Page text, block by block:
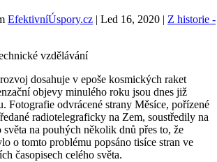
EfektivníÚspory.cz | Led 16, 2020 | Z historie -
dosahuje v epoše kosmických raket
objevy minulého roku jsou dnes již
Fotografie odvrácené strany Měsíce, pořízené
radiotelegraficky na Zem, soustředily na
světa na pouhých několik dnů přes to, že
o tomto problému popsáno tisíce stran ve
časopisech celého světa.